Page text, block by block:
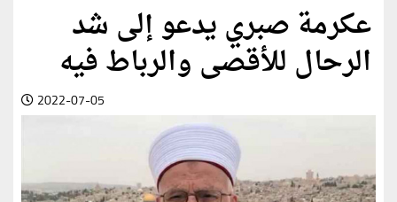
عكرمة صبري يدعو إلى شد
الرحال للأقصى والرباط فيه
2022-07-05